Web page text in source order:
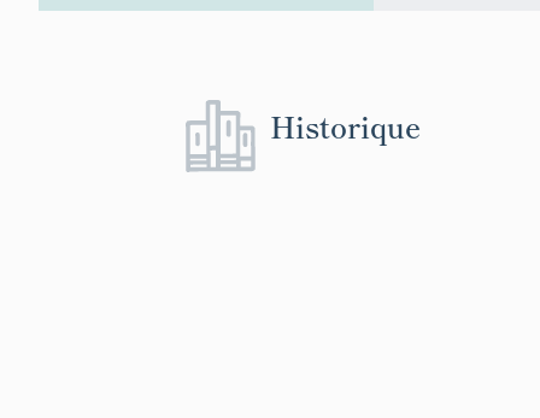
Historique